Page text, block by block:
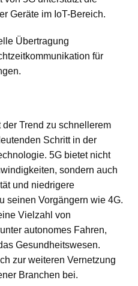
Geräte im IoT-Bereich.
Übertragung
für
Trend zu schnellerem
Schritt in der
5G bietet nicht
sondern auch
und niedrigere
seinen Vorgängern wie 4G.
Vielzahl von
autonomes Fahren,
Gesundheitswesen.
zur weiteren Vernetzung
Branchen bei.